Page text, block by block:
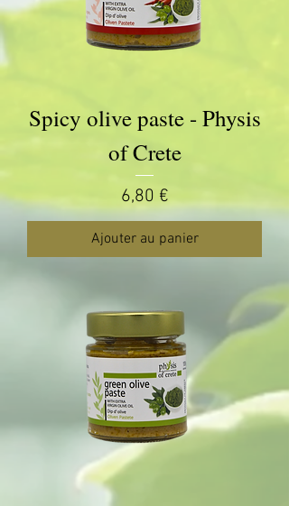
Spicy olive paste - Physis
of Crete
Prix
6,80 €
Ajouter au panier